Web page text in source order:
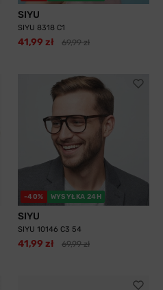
SIYU
SIYU 8318 C1
41,99 zł 69,99 zł
-40% WYSYŁKA 24H
SIYU
SIYU 10146 C3 54
41,99 zł 69,99 zł